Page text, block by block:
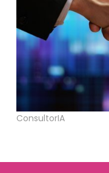
ConsultorIA